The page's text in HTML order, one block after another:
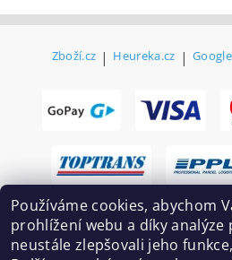
Zboží.cz | Heureka.cz |
Používáme cookies, abychom
prohlížení webu a díky analýze
neustále zlepšovali jeho